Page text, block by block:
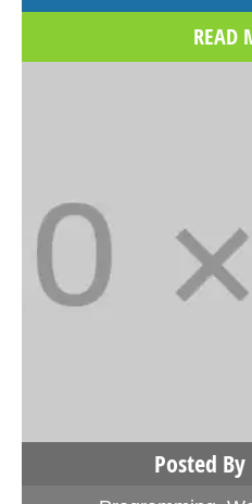
READ
Posted By